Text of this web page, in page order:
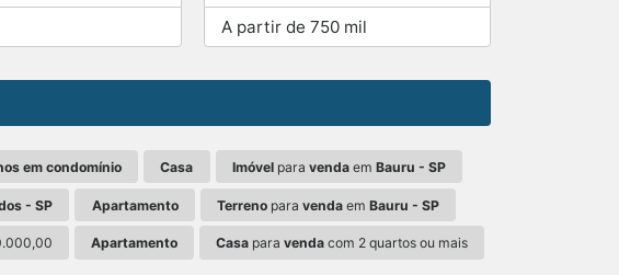
A partir de 750 mil
em condomínio Casa Imóvelpara vendaem Bauru - SP
- SP Apartamento Terrenopara vendaem Bauru - SP
Apartamento Casa paravenda com 2 quartos ou mais